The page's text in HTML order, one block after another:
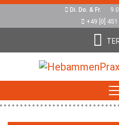
Di. Do. & Fr. 9.00
+49 [0]